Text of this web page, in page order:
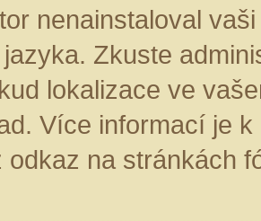
nenainstaloval
Zkuste
lokalizace ve
Více informací je
odkaz na stránkách